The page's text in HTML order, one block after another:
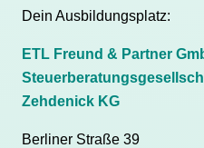
Dein Ausbildungsplatz:
ETL Freund & Partner
Zehdenick KG
Berliner Straße 39